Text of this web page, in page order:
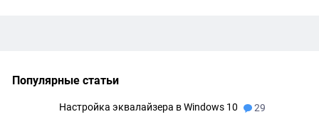
Популярные статьи
Настройка эквалайзера в Windows 10 29